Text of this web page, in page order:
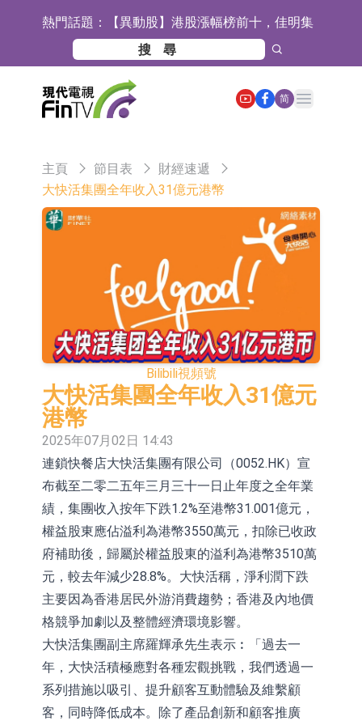
熱門話題： 【異動股】港股漲幅榜前十，佳明集
團控股(01271.HK)漲+78.22%，拿森
科技(02261.HK)漲+64.11%
斯迪克：公司為國內摺疊屏核心功能
材料供應商
恒瑞醫藥：公司已在中國獲批上市26
款1類創新藥、6款2類新藥
聚辰股份：公司VPD芯片已順利通過
賬戶組採取限制開倉的監管措施
特發服務：成功中標嗶哩嗶哩上海濱
亞太股份：公司是零跑汽車和
理工雷科面向邊緣AI場景推出"山
海"系列智算模組 系列產品基於國產
CPU與GPU構建
【異動股】醫療研發外包板塊拉升，
博騰股份(300363.CN)漲20.02%
日韓股市收盤雙雙下跌
依米康：海外交付以東南亞、中東市
場為主 並已取得歐美相關認證
上交所：財通多策略福鑫定期開放靈
活配置混合型發起式證券投資基金臨
時停牌
上交所：景順長城全球半導體芯片產
業股票型證券投資基金臨時停牌
【異動股】港股跌幅榜前十，卡森國
際(00496.HK)跌22.40%，九福來
(08611.HK)跌21.01%
【異動股】港股漲幅榜前十，拿森科
技(02261.HK)漲+75.05%，辰興發展
(02286.HK)漲+64.91%
神火股份：新疆神火鋁水轉化率已
100%
【異動股】焦炭Ⅲ板塊下挫，陝西黑
貓(601015.CN)跌8.38%
浙江證監局對財通證券股份有限公司
採取出具警示函措施
山金國際：港股上市工作正常推進中
【異動股】港股跌幅榜前十，九福來
(08611.HK)跌21.43%，天瑞汽車内飾
(06162.HK)跌18.44%
简
Open main menu
主頁 節目表
財經速遞
大快活集團全年收入31億元港幣
Bilibili視頻號
大快活集團全年收入31億元
港幣
2025年07月02日 14:43
連鎖快餐店大快活集團有限公司（0052.HK）宣
布截至二零二五年三月三十一日止年度之全年業
績，集團收入按年下跌1.2%至港幣31.001億元，
權益股東應佔溢利為港幣3550萬元，扣除已收政
府補助後，歸屬於權益股東的溢利為港幣3510萬
元，較去年減少28.8%。大快活稱，淨利潤下跌
主要因為香港居民外游消費趨勢；香港及內地價
格競爭加劇以及整體經濟環境影響。
大快活集團副主席羅輝承先生表示︰「過去一
年，大快活積極應對各種宏觀挑戰，我們透過一
系列措施以吸引、提升顧客互動體驗及維繫顧
客，同時降低成本。除了產品創新和顧客推廣